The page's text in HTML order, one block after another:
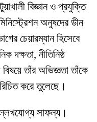
বিজ্ঞান ও প্রযুক্তি
অনুষদের ডীন
চেয়ারম্যান হিসেবে
দক্ষতা, নীতিনিষ্ঠ
তাঁর অভিজ্ঞতা তাঁকে
করে তুলেছে।
সাফল্য।